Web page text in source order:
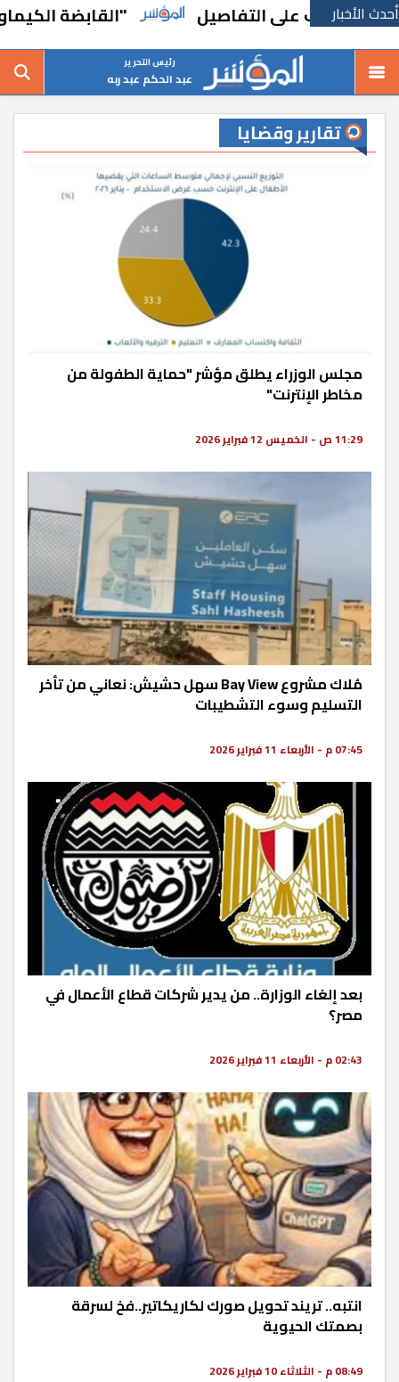
أحدث الأخبار
التفاصيل "القابضة الكيماوية" تستهدف 30 مليار جنيه إيرادات
رئيس التحرير
عبد الحكم عبد ربه
تقارير وقضايا
مجلس الوزراء يطلق مؤشر "حماية الطفولة من
مخاطر الإنترنت"
11:29 ص - الخميس 12 فبراير 2026
مُلاك مشروع Bay View سهل حشيش: نعاني من تأخر
التسليم وسوء التشطيبات
07:45 م - الأربعاء 11 فبراير 2026
بعد إلغاء الوزارة.. من يدير شركات قطاع الأعمال في
مصر؟
02:43 م - الأربعاء 11 فبراير 2026
انتبه.. تريند تحويل صورك لكاريكاتير..فخ لسرقة
بصمتك الحيوية
08:49 م - الثلاثاء 10 فبراير 2026